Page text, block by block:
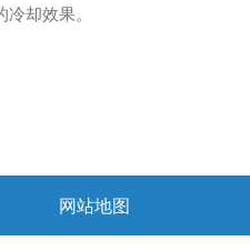
却效果。
网站地图